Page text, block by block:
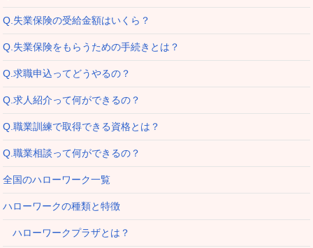
Q.失業保険の受給金額はいくら？
Q.失業保険をもらうための手続きとは？
Q.求職申込ってどうやるの？
Q.求人紹介って何ができるの？
Q.職業訓練で取得できる資格とは？
Q.職業相談って何ができるの？
全国のハローワーク一覧
ハローワークの種類と特徴
ハローワークプラザとは？